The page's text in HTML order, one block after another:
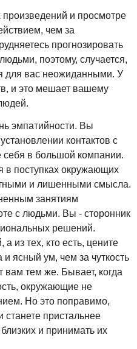
и просмотре
чем за
прогнозировать
поэтому, случается,
для вас неожиданными. У
и это мешает вашему
эмпатийности. Вы
контактов с
себя в большой компании.
поступках окружающих
и лишенными смысла.
занятиям
с людьми. Вы - сторонник
решений.
из тех, кто есть, цените
ясный ум, чем за чуткость
вам тем же. Бывает, когда
окружающие не
Но это поправимо,
станете пристальнее
и принимать их